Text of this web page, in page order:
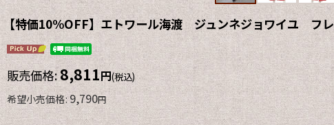
【特価10%OFF】エトワール海渡 ジュンネジョワイユ フ
販売価格: 8,811円(税込)
希望小売価格: 9,790円